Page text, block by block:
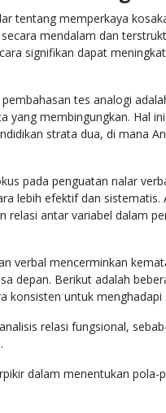
tentang memperkaya
mendalam dan
signifikan dapat
tes analogi
yang membingungkan. Hal
strata dua, di mana
pada penguatan nalar
lebih efektif dan
relasi antar variabel dalam
verbal mencerminkan
depan. Berikut adalah
konsisten untuk
relasi fungsional,
dalam menentukan